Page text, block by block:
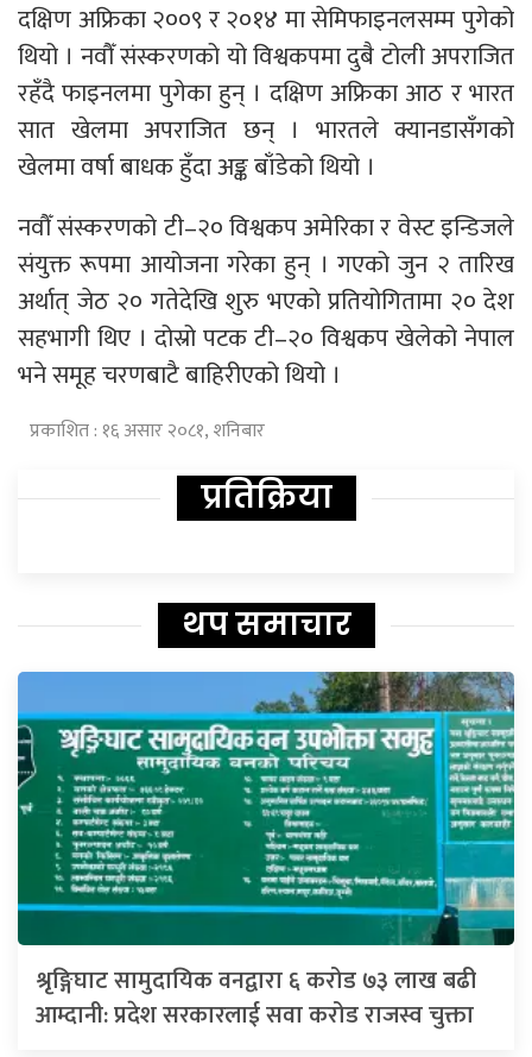
दक्षिण अफ्रिका २००९ र २०१४ मा सेमिफाइनलसम्म पुगेको
थियो । नवौँ संस्करणको यो विश्वकपमा दुबै टोली अपराजित
रहँदै फाइनलमा पुगेका हुन् । दक्षिण अफ्रिका आठ र भारत
सात खेलमा अपराजित छन् । भारतले क्यानडासँगको
खेलमा वर्षा बाधक हुँदा अङ्क बाँडेको थियो ।
नवौँ संस्करणको टी–२० विश्वकप अमेरिका र वेस्ट इन्डिजले
संयुक्त रूपमा आयोजना गरेका हुन् । गएको जुन २ तारिख
अर्थात् जेठ २० गतेदेखि शुरु भएको प्रतियोगितामा २० देश
सहभागी थिए । दोस्रो पटक टी–२० विश्वकप खेलेको नेपाल
भने समूह चरणबाटै बाहिरीएको थियो ।
प्रकाशित : १६ असार २०८१, शनिबार
प्रतिक्रिया
थप समाचार
श्रृङ्गिघाट सामुदायिक वनद्वारा ६ करोड ७३ लाख बढी
आम्दानी: प्रदेश सरकारलाई सवा करोड राजस्व चुक्ता